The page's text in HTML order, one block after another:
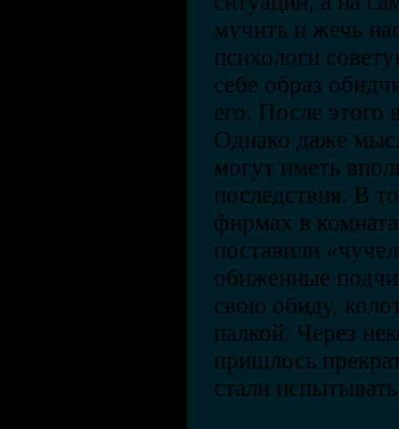
мучить и жечь
психологи
себе образ
его. После этого
Однако даже
могут иметь
последствия. В
фирмах в
поставили
обиженные
свою обиду,
палкой. Через
пришлось
стали